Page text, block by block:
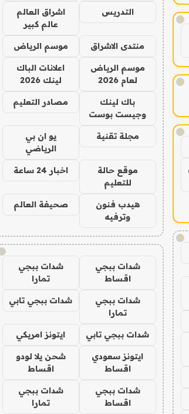
!
!
!
!
التدريس
اشراق العالم
عالم كبير
منتدى الاشراق موسم الرياض
موسم الرياض
لعام 2026
اعلانات الباك
لينك 2026
باك لينك
وجيست بوست
مصادر التعليم
مجلة تقنية
يو ان بي
الرياضي
موقع حالة
للتعليم
اخبار 24 ساعة
هيدب فنون
وترفيه
صحيفة العالم
!
شدات ببجي
اقساط
شدات ببجي
تمارا
شدات ببجي
تمارا
شدات ببجي تابي
شدات ببجي تابي ايتونز امريكي
ايتونز سعودي
اقساط
شحن يلا لودو
اقساط
شدات ببجي
اقساط
شدات ببجي
تمارا